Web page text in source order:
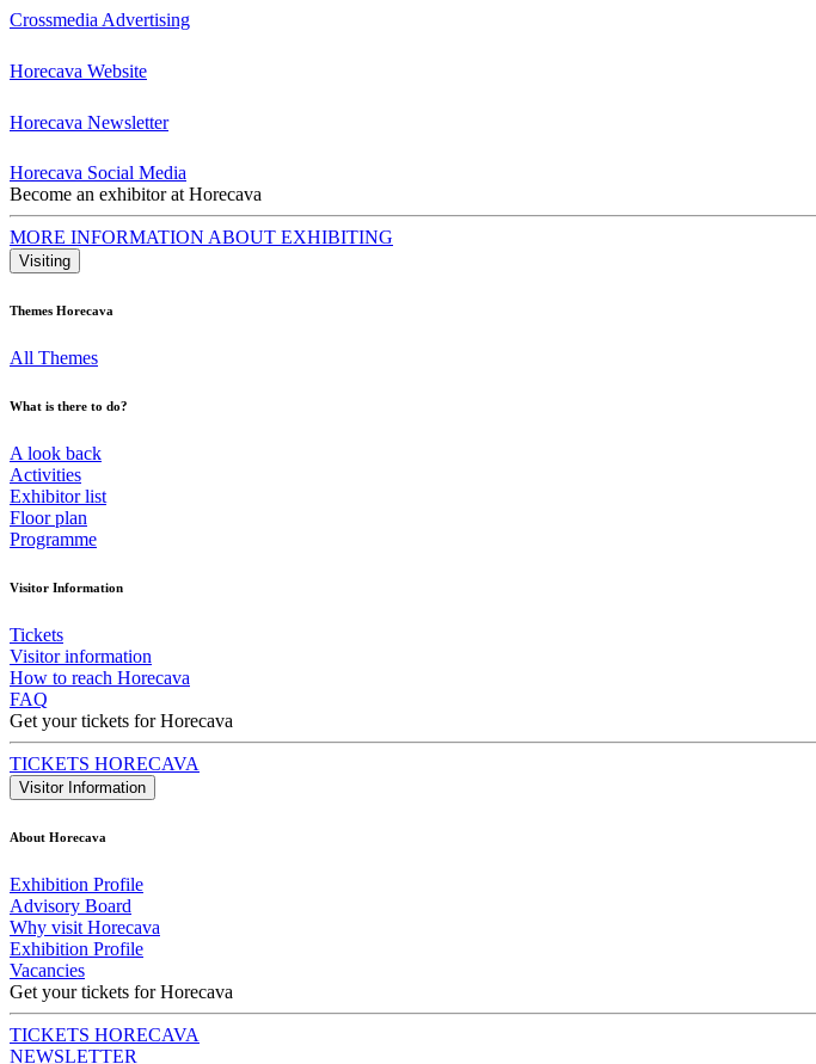
Crossmedia Advertising
Horecava Website
Horecava Newsletter
Horecava Social Media
Become an exhibitor at Horecava
MORE INFORMATION ABOUT EXHIBITING
Visiting
Themes Horecava
All Themes
What is there to do?
A look back
Activities
Exhibitor list
Floor plan
Programme
Visitor Information
Tickets
Visitor information
How to reach Horecava
FAQ
Get your tickets for Horecava
TICKETS HORECAVA
Visitor Information
About Horecava
Exhibition Profile
Advisory Board
Why visit Horecava
Exhibition Profile
Vacancies
Get your tickets for Horecava
TICKETS HORECAVA
NEWSLETTER